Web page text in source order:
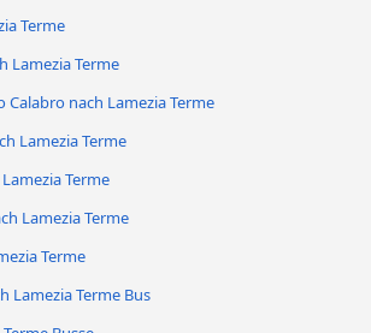
Terme
Lamezia Terme
Calabro nach Lamezia Terme
Lamezia Terme
Terme
Lamezia Terme
Terme
Lamezia Terme Bus